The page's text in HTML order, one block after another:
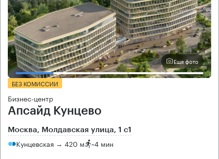
Еще фото
БЕЗ КОМИССИИ
Бизнес-центр
Апсайд Кунцево
Москва, Молдавская улица, 1 с1
Кунцевская → 420 м ~4 мин